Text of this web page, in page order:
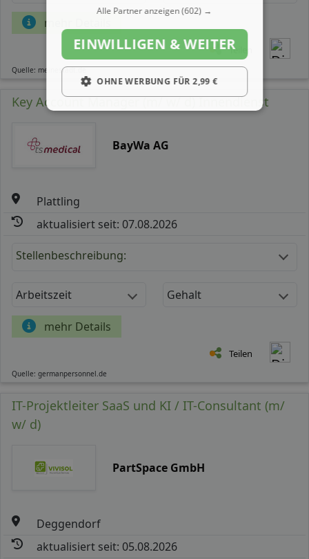
mehr Details
Teilen
Quelle: meinestadt.de
Key Account Manager (m/ w/ d) Innendienst
BayWa AG
Plattling
aktualisiert seit: 07.08.2026
Stellenbeschreibung:
Arbeitszeit Gehalt
mehr Details
Teilen
Quelle: germanpersonnel.de
IT-Projektleiter SaaS und KI / IT-Consultant (m/
w/ d)
PartSpace GmbH
Deggendorf
aktualisiert seit: 05.08.2026
Alle Partner anzeigen(602) →
EINWILLIGEN & WEITER
OHNE WERBUNG FÜR 2,99 €